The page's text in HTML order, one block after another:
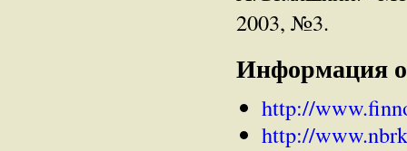
2003, №3.
Информация
http://
http://